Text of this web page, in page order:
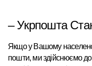
– Укрпошта
Якщо у Вашому
пошти, ми здійснюємо